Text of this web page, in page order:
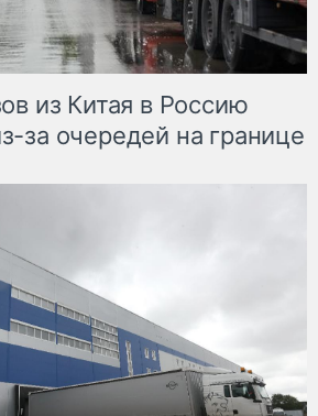
из Китая в Россию
за очередей на границе